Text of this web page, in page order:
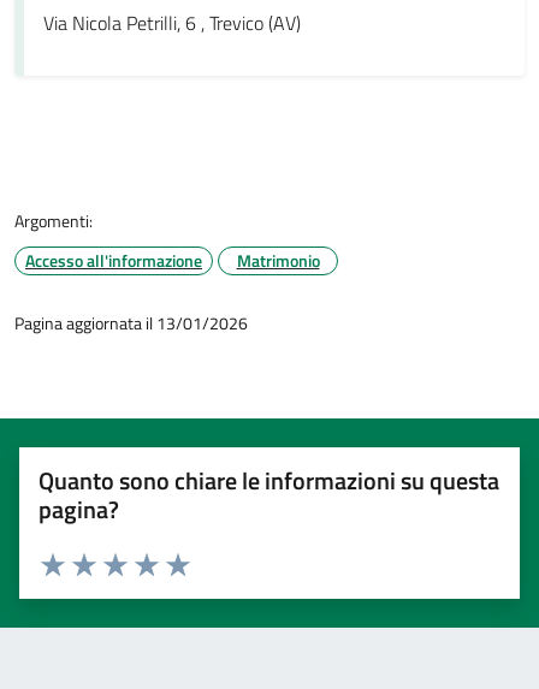
Via Nicola Petrilli, 6 , Trevico (AV)
Argomenti:
Accesso all'informazione
Matrimonio
Pagina aggiornata il 13/01/2026
Quanto sono chiare le informazioni su questa
pagina?
Valuta 5 stelle su 5
Valuta 4 stelle su 5
Valuta 3 stelle su 5
Valuta 2 stelle su 5
Valuta 1 stelle su 5